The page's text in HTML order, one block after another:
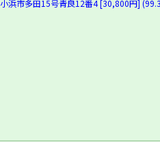
小浜市多田15号青良12番4 [30,800円]